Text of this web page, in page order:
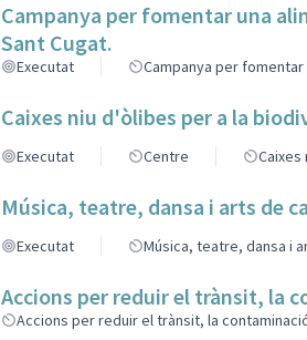
Campanya per fomentar una
Sant Cugat.
Executat Campanya per
Caixes niu d'òlibes per a la
Executat Centre
Música, teatre, dansa i arts de
Executat Música, teatre, dansa i
Accions per reduir el trànsit, la
Accions per reduir el trànsit, la